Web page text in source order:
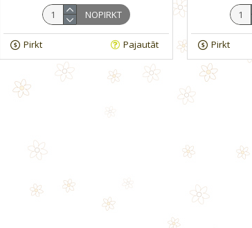
NOPIRKT
Pirkt Pajautāt Pirkt